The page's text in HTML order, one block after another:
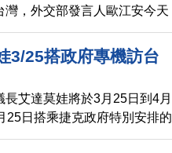
，外交部發言人歐江安今天
歡迎理念相近的國家友人來訪
將主動對外說明。
3/25搭政府專機訪台
艾達莫娃將於3月25日到4月
25日搭乘捷克政府特別安排的